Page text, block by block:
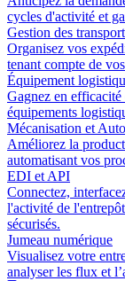
cycles d'activité et
Gestion des
Organisez vos
tenant compte de
Équipement
Gagnez en efficacité
équipements
Mécanisation et
Améliorez la
automatisant vos
EDI et API
Connectez,
l'activité de
sécurisés.
Jumeau numérique
Visualisez votre
analyser les flux et